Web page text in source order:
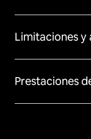
Limitaciones y
Prestaciones